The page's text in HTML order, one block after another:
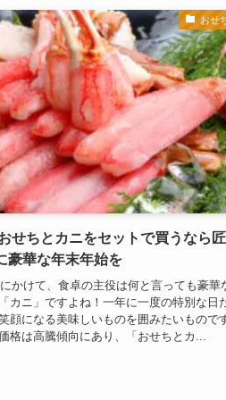
おせ
せちとカニをセットで買うなら
豪華な年末年始を
かけて、食卓の主役は何と言っても豪華
カニ」ですよね！一年に一度の特別な日
顔になる美味しいものを囲みたいもので
格は高騰傾向にあり、「おせちとカ...